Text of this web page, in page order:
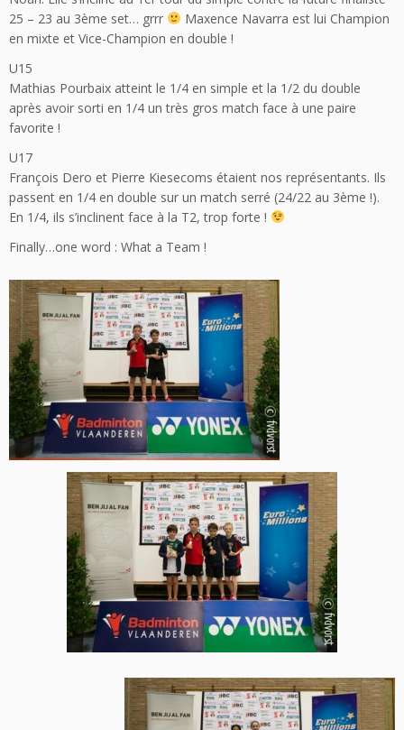
25 – 23 au 3ème set… grrr
Maxence Navarra est lui Champion
en mixte et Vice-Champion en double !
U15
Mathias Pourbaix atteint le 1/4 en simple et la 1/2 du double
après avoir sorti en 1/4 un très gros match face à une paire
favorite !
U17
François Dero et Pierre Kiesecoms étaient nos représentants. Ils
passent en 1/4 en double sur un match serré (24/22 au 3ème !).
En 1/4, ils s’inclinent face à la T2, trop forte !
Finally…one word : What a Team !